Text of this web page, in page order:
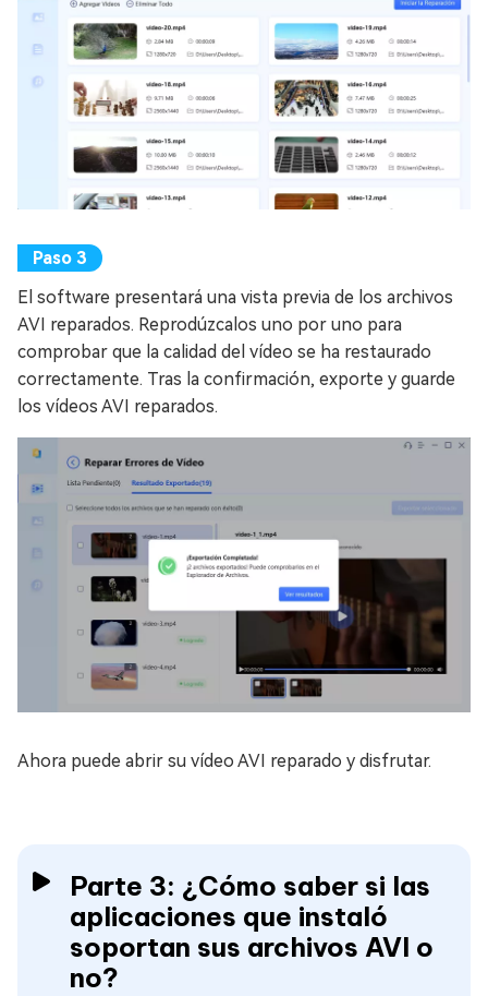
El software presentará una vista previa de los archivos
AVI reparados. Reprodúzcalos uno por uno para
comprobar que la calidad del vídeo se ha restaurado
correctamente. Tras la confirmación, exporte y guarde
los vídeos AVI reparados.
Ahora puede abrir su vídeo AVI reparado y disfrutar.
Parte 3: ¿Cómo saber si las
aplicaciones que instaló
soportan sus archivos AVI o
no?